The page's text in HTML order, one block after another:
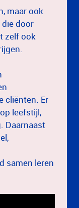
maar ook
door
zelf ook
cliënten. Er
leefstijl,
Daarnaast
samen leren